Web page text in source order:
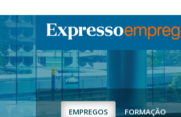
EMPREGOS FORMAÇÃO